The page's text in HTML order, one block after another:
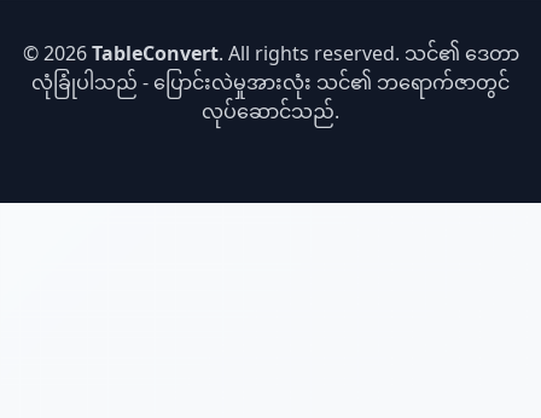
© 2026TableConvert. All rights reserved. သင်၏ ဒေတာ
လုံခြုံပါသည် - ပြောင်းလဲမှုအားလုံး သင်၏ ဘရောက်ဇာတွင်
လုပ်ဆောင်သည်.